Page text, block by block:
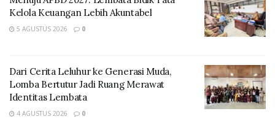
Polres Lembata / Polda NTT, tanggal 01 April 2026.
Tanggal 29 April 2026, WL ditetapkan sebagai
tersangka dan ditahan di Mapolres Lembata. Dua
barang milik korban yakni 1 lembar baju kaos dan
Kelola Keuangan Lebih Akuntabel
5 AGUSTUS 2026 0
Dari Cerita Leluhur ke Generasi Muda,
Lomba Bertutur Jadi Ruang Merawat
Identitas Lembata
4 AGUSTUS 2026 0